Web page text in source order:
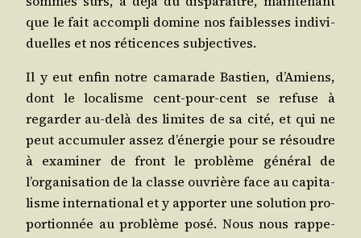
que le fait accom­pli domine nos fai­blesses indi­vi­
duelles et nos réti­cences subjectives.
Il y eut enfin notre cama­rade Bas­tien, d’Amiens,
dont le loca­lisme cent-pour-cent se refuse à
regar­der au-delà des limites de sa cité, et qui ne
peut accu­mu­ler assez d’énergie pour se résoudre
à exa­mi­ner de front le pro­blème géné­ral de
l’organisation de la classe ouvrière face au capi­ta­
lisme inter­na­tio­nal et y appor­ter une solu­tion pro­
por­tion­née au pro­blème posé. Nous nous rap­pe­